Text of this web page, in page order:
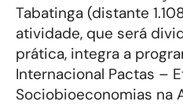
Tabatinga (distante
atividade, que será
prática, integra a
Internacional Pactas –
Sociobioeconomias na